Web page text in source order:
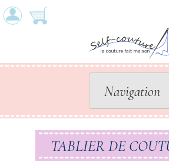
Skip
Navigation
TABLIER DE